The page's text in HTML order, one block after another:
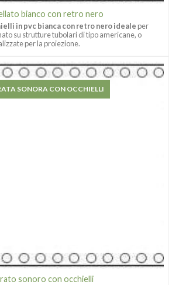
bianco con retro nero
in pvc bianca con retro nero idealeper
su strutture tubolari di tipo americane, o
per la proiezione.
sonoro con occhielli
SONORA CON OCCHIELLI